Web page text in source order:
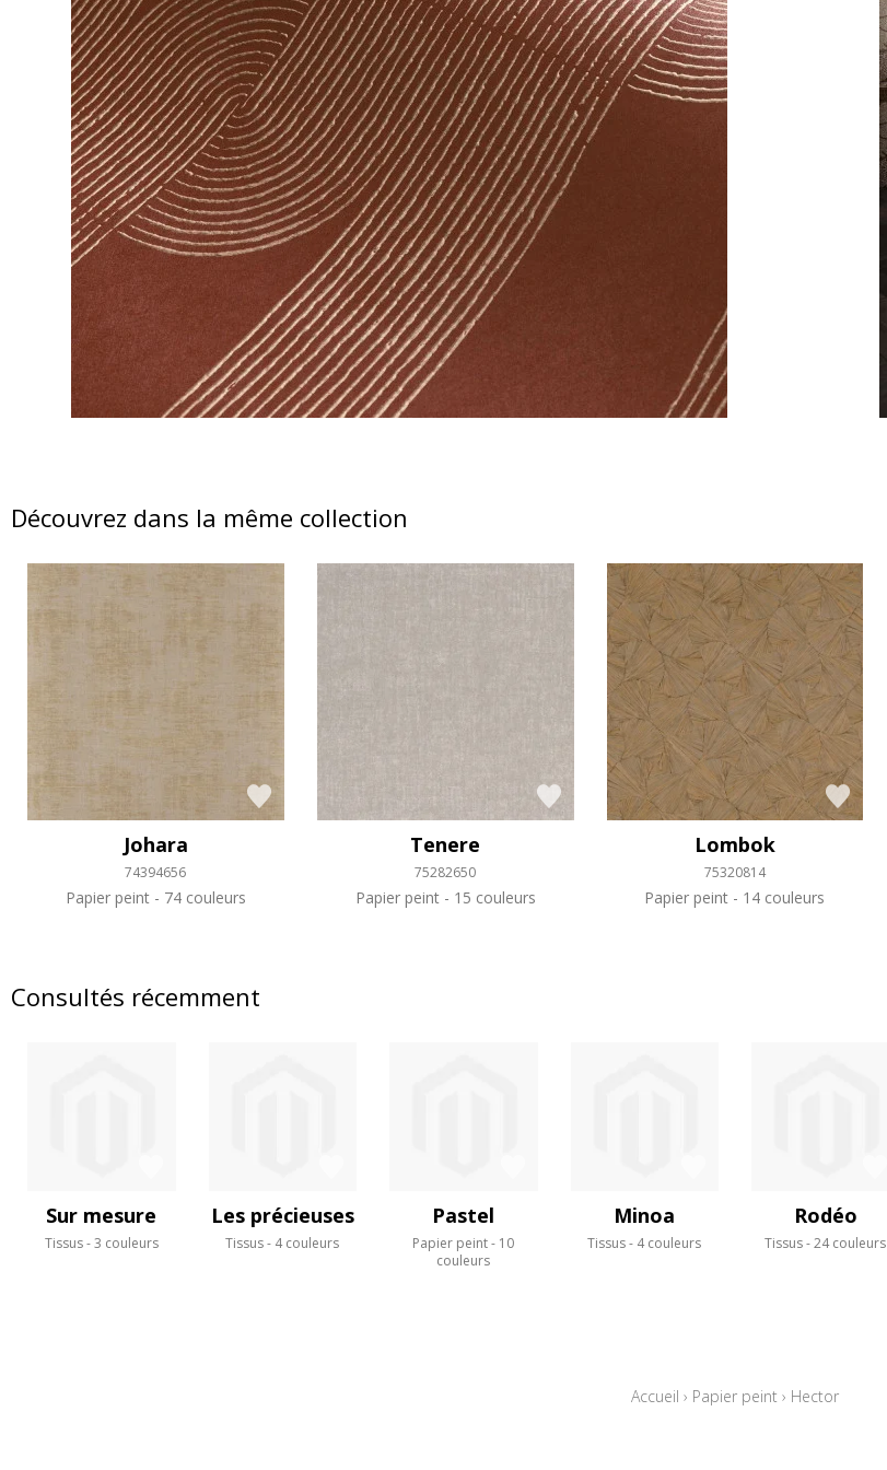
Découvrez dans la même collection
Johara
74394656
Papier peint 74 couleurs
Tenere
75282650
Papier peint 15 couleurs
Lombok
75320814
Papier peint 14 couleurs
Consultés récemment
Sur mesure
Tissus 3 couleurs
Les précieuses
Tissus 4 couleurs
Pastel
Papier peint
10
couleurs
Minoa
Tissus 4 couleurs
Rodéo
Tissus 24 couleurs
Accueil › Papier peint › Hector